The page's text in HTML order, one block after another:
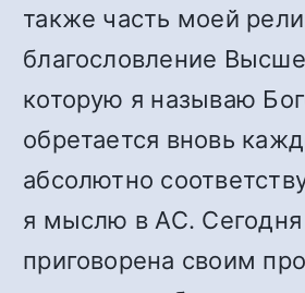
также часть моей
благословление
которую я называю
обретается вновь
абсолютно
я мыслю в АС. Сегодня
приговорена своим